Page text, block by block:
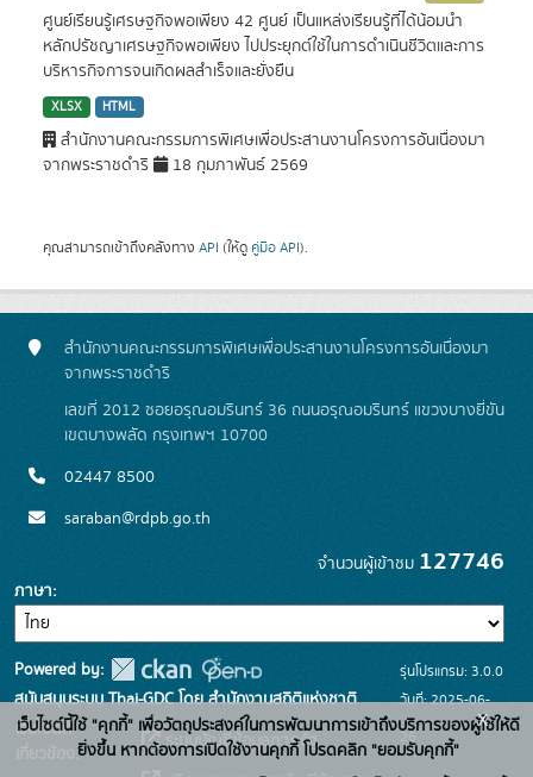
ศูนย์เรียนรู้เศรษฐกิจพอเพียง 42 ศูนย์ เป็นแหล่งเรียนรู้ที่ได้น้อมนำ
หลักปรัชญาเศรษฐกิจพอเพียง ไปประยุกต์ใช้ในการดำเนินชีวิตและการ
บริหารกิจการจนเกิดผลสำเร็จและยั่งยืน
XLSX HTML
สำนักงานคณะกรรมการพิเศษเพื่อประสานงานโครงการอันเนื่องมา
จากพระราชดำริ
18 กุมภาพันธ์ 2569
คุณสามารถเข้าถึงคลังทาง API (ให้ดู คู่มือ API).
สำนักงานคณะกรรมการพิเศษเพื่อประสานงานโครงการอันเนื่องมา
จากพระราชดำริ
เลขที่ 2012 ซอยอรุณอมรินทร์ 36 ถนนอรุณอมรินทร์ แขวงบางยี่ขัน
เขตบางพลัด กรุงเทพฯ 10700
02447 8500
saraban@rdpb.go.th
จำนวนผู้เข้าชม 127746
ภาษา
Powered by:
สนับสนุนระบบ Thai-GDC โดย สำนักงานสถิติแห่งชาติ
เว็บไซต์ที่
เกี่ยวข้อง:
ระบบบัญชีข้อมูลภาครัฐ
รุ่นโปรแกรม: 3.0.0
วันที่: 2025-06-
26
เว็บไซต์นี้ใช้ "คุกกี้" เพื่อวัตถุประสงค์ในการพัฒนาการเข้าถึงบริการของผู้ใช้ให้ดี
ยิ่งขึ้น หากต้องการเปิดใช้งานคุกกี้ โปรดคลิก "ยอมรับคุกกี้"
x